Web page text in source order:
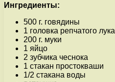
Ингредиенты:
500 г. говядины
1 головка репчатого лука
200 г. муки
1 яйцо
2 зубчика чеснока
1 стакан простокваши
1/2 стакана воды